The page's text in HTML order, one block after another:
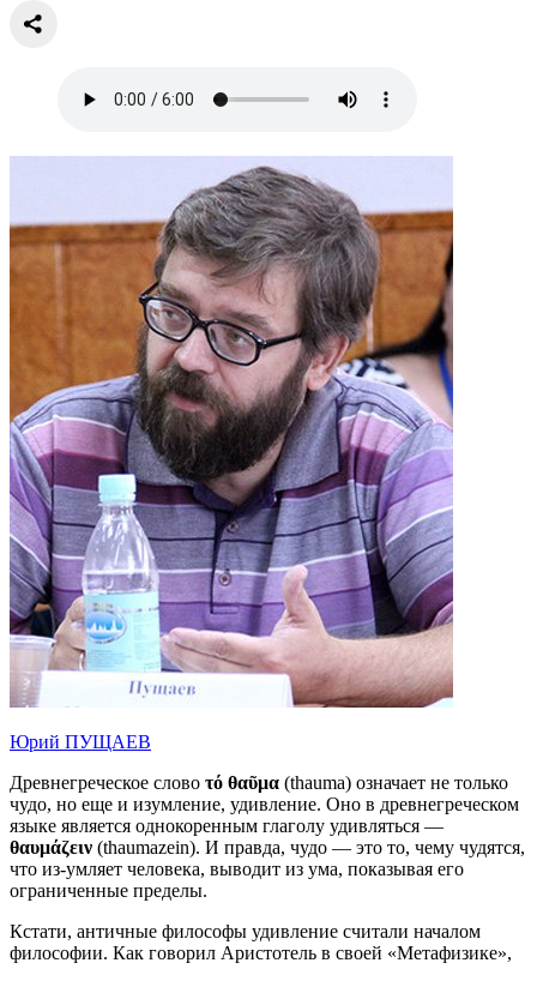
Юрий ПУЩАЕВ
Древнегреческое слово τό θαῦμα (thauma) означает не только
чудо, но еще и изумление, удивление. Оно в древнегреческом
языке является однокоренным глаголу удивляться —
θαυμάζειν (thaumazein). И правда, чудо — это то, чему чудятся,
что из-умляет человека, выводит из ума, показывая его
ограниченные пределы.
Кстати, античные философы удивление считали началом
философии. Как говорил Аристотель в своей «Метафизике»,